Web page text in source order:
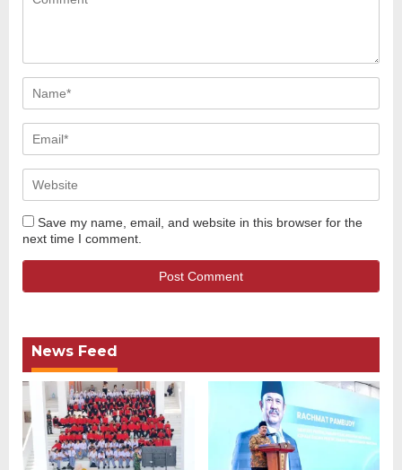
Save my name, email, and website in this browser for the
next time I comment.
News Feed